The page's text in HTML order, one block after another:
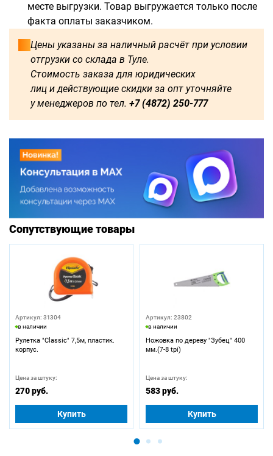
месте выгрузки. Товар выгружается только после
факта оплаты заказчиком.
Цены указаны за наличный расчёт при условии
отгрузки со склада в Туле.
Стоимость заказа для юридических
лиц и действующие скидки за опт уточняйте
у менеджеров по тел. +7 (4872) 250-777
Сопутствующие товары
Артикул: 31304
в наличии
Рулетка "Classic" 7,5м, пластик.
корпус.
Цена за штуку:
270 руб.
Купить
Артикул: 23802
в наличии
Ножовка по дереву "Зубец" 400
мм.(7-8 tpi)
Цена за штуку:
583 руб.
Купить